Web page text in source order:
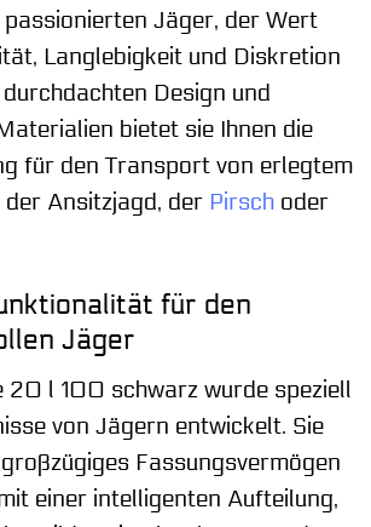
Jäger, der Wert
Langlebigkeit und Diskretion
Design und
bietet sie Ihnen die
für den Transport von erlegtem
der Ansitzjagd, der Pirsch oder
für den
Jäger
20 l 100 schwarz wurde speziell
von Jägern entwickelt. Sie
Fassungsvermögen
einer intelligenten Aufteilung,